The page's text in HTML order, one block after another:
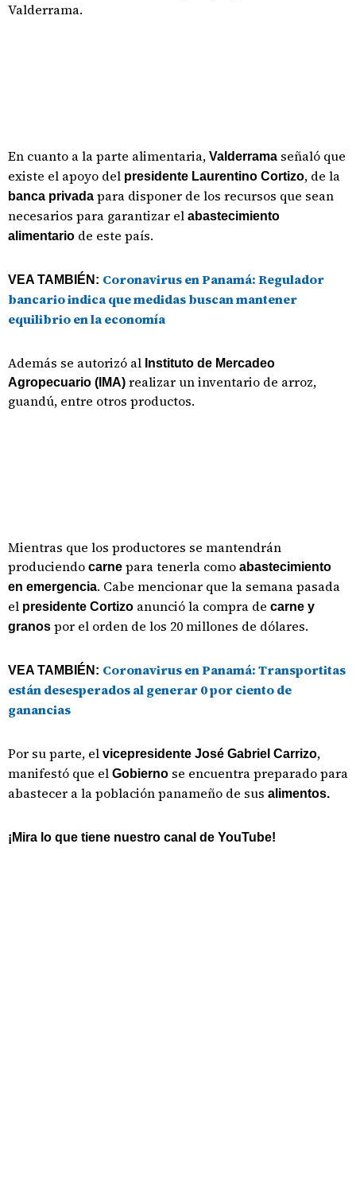
Valderrama.
En cuanto a la parte alimentaria, Valderrama señaló que
existe el apoyo del presidente Laurentino Cortizo, de la
banca privada para disponer de los recursos que sean
necesarios para garantizar el abastecimiento
alimentario de este país.
VEA TAMBIÉN: Coronavirus en Panamá: Regulador
bancario indica que medidas buscan mantener
equilibrio en la economía
Además se autorizó al Instituto de Mercadeo
Agropecuario (IMA) realizar un inventario de arroz,
guandú, entre otros productos.
Mientras que los productores se mantendrán
produciendo carne para tenerla como abastecimiento
en emergencia. Cabe mencionar que la semana pasada
el presidente Cortizo anunció la compra de carne y
granos por el orden de los 20 millones de dólares.
VEA TAMBIÉN: Coronavirus en Panamá: Transportitas
están desesperados al generar 0 por ciento de
ganancias
Por su parte, el vicepresidente José Gabriel Carrizo,
manifestó que el Gobierno se encuentra preparado para
abastecer a la población panameño de sus alimentos.
¡Mira lo que tiene nuestro canal de YouTube!